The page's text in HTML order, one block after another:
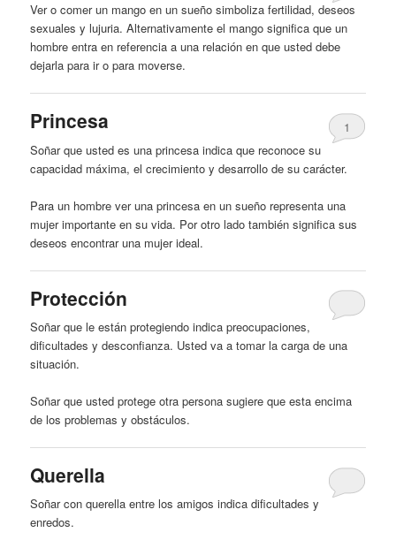
Ver o comer un mango en un sueño simboliza fertilidad, deseos
sexuales y lujuria. Alternativamente el mango significa que un
hombre entra en referencia a una relación en que usted debe
dejarla para ir o para moverse.
Princesa
1
Soñar que usted es una princesa indica que reconoce su
capacidad máxima, el crecimiento y desarrollo de su carácter.
Para un hombre ver una princesa en un sueño representa una
mujer importante en su vida. Por otro lado también significa sus
deseos encontrar una mujer ideal.
Protección
Soñar que le están protegiendo indica preocupaciones,
dificultades y desconfianza. Usted va a tomar lacarga de una
situación.
Soñar que usted protege otra persona sugiere que esta encima
de los problemas y obstáculos.
Querella
Soñar con querella entre los amigos indica dificultades y
enredos.